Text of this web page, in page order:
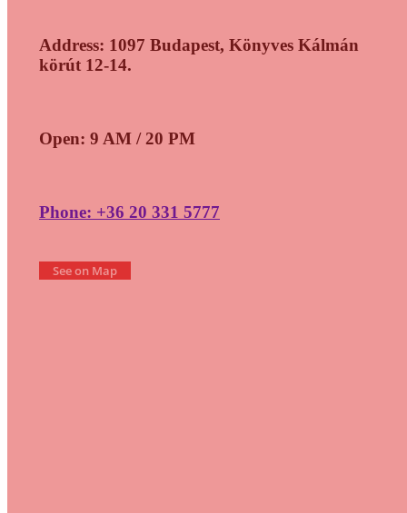
Address: 1097 Budapest, Könyves Kálmán
körút 12-14.
Open: 9 AM / 20 PM
Phone: +36 20 331 5777
See on Map